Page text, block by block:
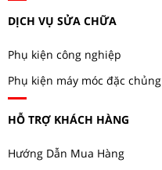
DỊCH VỤ SỬA CHỮA
Phụ kiện công nghiệp
Phụ kiện máy móc đặc chủng
HỖ TRỢ KHÁCH HÀNG
Hướng Dẫn Mua Hàng